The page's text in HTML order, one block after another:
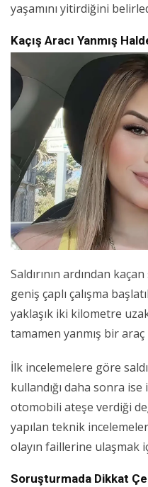
yaşamını yitirdiğini
Kaçış Aracı Yanmış
Saldırının ardından
geniş çaplı çalışma
yaklaşık iki kilometre
tamamen yanmış bir araç
İlk incelemelere göre
kullandığı daha sonra
otomobili ateşe verdiği
yapılan teknik
olayın faillerine ulaşmak
Soruşturmada Dikkat